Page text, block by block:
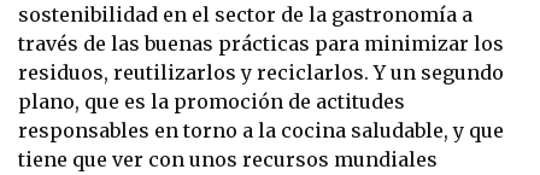
sostenibilidad en el sector de la gastronomía a
través de las buenas prácticas para minimizar los
residuos, reutilizarlos y reciclarlos. Y un segundo
plano, que es la promoción de actitudes
responsables en torno a la cocina saludable, y que
tiene que ver con unos recursos mundiales